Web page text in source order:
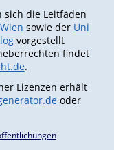
sich die Leitfäden
sowie der Uni
vorgestellt
findet
.
Lizenzen erhält
oder